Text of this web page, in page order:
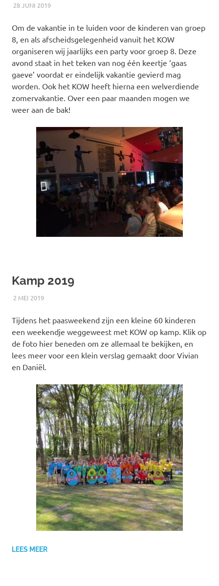
28 JUNI 2019RICK
NIEUWS
Om de vakantie in te luiden voor de kinderen van groep
8, en als afscheidsgelegenheid vanuit het KOW
organiseren wij jaarlijks een party voor groep 8. Deze
avond staat in het teken van nog één keertje ‘gaas
gaeve’ voordat er eindelijk vakantie gevierd mag
worden. Ook het KOW heeft hierna een welverdiende
zomervakantie. Over een paar maanden mogen we
weer aan de bak!
Kamp 2019
2 MEI 2019RICK
NIEUWS
Tijdens het paasweekend zijn een kleine 60 kinderen
een weekendje weggeweest met KOW op kamp. Klik op
de foto hier beneden om ze allemaal te bekijken, en
lees meer voor een klein verslag gemaakt door Vivian
en Daniël.
LEES MEER